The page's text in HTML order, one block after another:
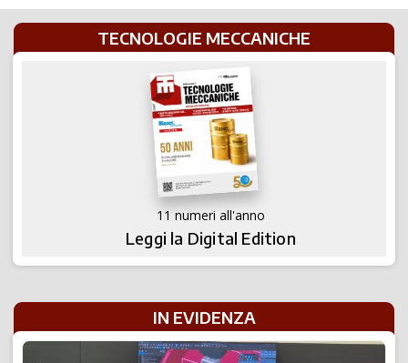
TECNOLOGIE MECCANICHE
11 numeri all'anno
Leggi la Digital Edition
IN EVIDENZA